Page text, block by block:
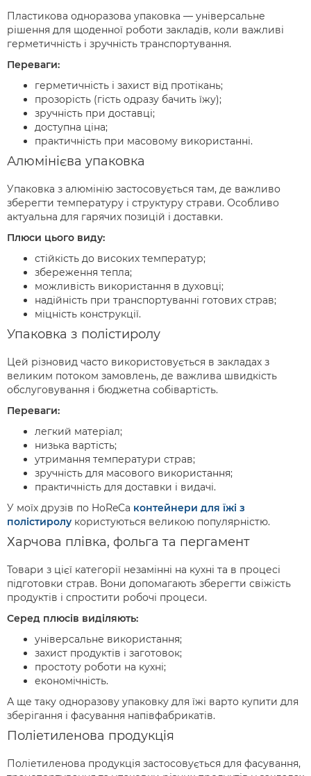
Пластикова одноразова упаковка — універсальне
рішення для щоденної роботи закладів, коли важливі
герметичність і зручність транспортування.
Переваги:
герметичність і захист від протікань;
прозорість (гість одразу бачить їжу);
зручність при доставці;
доступна ціна;
практичність при масовому використанні.
Алюмінієва упаковка
Упаковка з алюмінію застосовується там, де важливо
зберегти температуру і структуру страви. Особливо
актуальна для гарячих позицій і доставки.
Плюси цього виду:
стійкість до високих температур;
збереження тепла;
можливість використання в духовці;
надійність при транспортуванні готових страв;
міцність конструкції.
Упаковка з полістиролу
Цей різновид часто використовується в закладах з
великим потоком замовлень, де важлива швидкість
обслуговування і бюджетна собівартість.
Переваги:
легкий матеріал;
низька вартість;
утримання температури страв;
зручність для масового використання;
практичність для доставки і видачі.
У моїх друзів по HoReCa контейнери для їжі з
полістиролу користуються великою популярністю.
Харчова плівка, фольга та пергамент
Товари з цієї категорії незамінні на кухні та в процесі
підготовки страв. Вони допомагають зберегти свіжість
продуктів і спростити робочі процеси.
Серед плюсів виділяють:
універсальне використання;
захист продуктів і заготовок;
простоту роботи на кухні;
економічність.
А ще таку одноразову упаковку для їжі варто купити для
зберігання і фасування напівфабрикатів.
Поліетиленова продукція
Поліетиленова продукція застосовується для фасування,